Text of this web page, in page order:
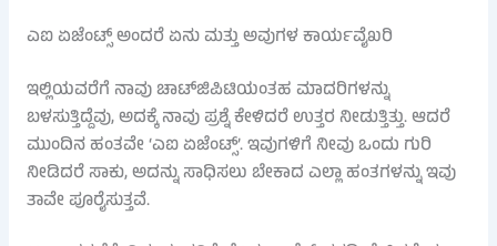
ಎಐ ಏಜೆಂಟ್ಸ್ ಅಂದರೆ ಏನು ಮತ್ತು ಅವುಗಳ ಕಾರ್ಯವೈಖರಿ
ಇಲ್ಲಿಯವರೆಗೆ ನಾವು ಚಾಟ್‌ಜಿಪಿಟಿಯಂತಹ ಮಾದರಿಗಳನ್ನು
ಬಳಸುತ್ತಿದ್ದೆವು, ಅದಕ್ಕೆ ನಾವು ಪ್ರಶ್ನೆ ಕೇಳಿದರೆ ಉತ್ತರ ನೀಡುತ್ತಿತ್ತು. ಆದರೆ
ಮುಂದಿನ ಹಂತವೇ ‘ಎಐ ಏಜೆಂಟ್ಸ್’. ಇವುಗಳಿಗೆ ನೀವು ಒಂದು ಗುರಿ
ನೀಡಿದರೆ ಸಾಕು, ಅದನ್ನು ಸಾಧಿಸಲು ಬೇಕಾದ ಎಲ್ಲಾ ಹಂತಗಳನ್ನು ಇವು
ತಾವೇ ಪೂರೈಸುತ್ತವೆ.